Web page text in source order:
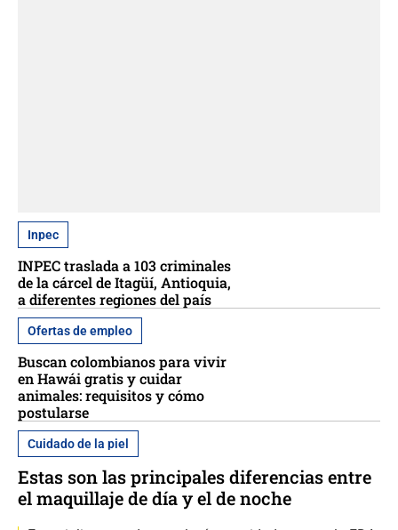
Inpec
INPEC traslada a 103 criminales
de la cárcel de Itagüí, Antioquia,
a diferentes regiones del país
Ofertas de empleo
Buscan colombianos para vivir
en Hawái gratis y cuidar
animales: requisitos y cómo
postularse
Cuidado de la piel
Estas son las principales diferencias entre
el maquillaje de día y el de noche